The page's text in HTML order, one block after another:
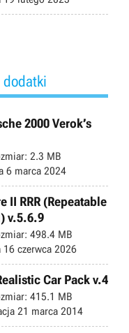
dodatki
2000 Verok’s
2.3 MB
6 marca 2024
II RRR (Repeatable
v.5.6.9
498.4 MB
16 czerwca 2026
Car Pack v.4
415.1 MB
21 marca 2014